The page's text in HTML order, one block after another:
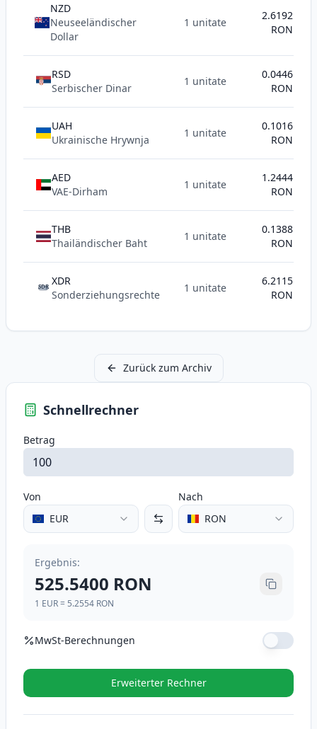
Schnellrechner
Betrag
Von
EUR
Nach
RON
Ergebnis:
525.5400 RON
1 EUR= 5.2554 RON
MwSt-Berechnungen
MwSt-Satz (%)
Erweiterter Rechner
NZD
Neuseeländischer
Dollar
1 unitate
2.6192
RON
RSD
Serbischer Dinar
1 unitate
0.0446
RON
UAH
Ukrainische Hrywnja
1 unitate
0.1016
RON
AED
VAE-Dirham
1 unitate
1.2444
RON
THB
Thailändischer Baht
1 unitate
0.1388
RON
SDR XDR
Sonderziehungsrechte
1 unitate
6.2115
RON
Zurück zum Archiv